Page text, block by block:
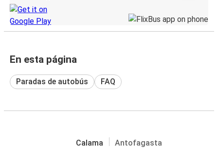
En esta página
Paradas de autobús FAQ
Calama Antofagasta